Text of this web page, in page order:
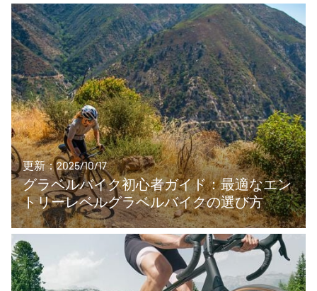
更新：2025/10/17
グラベルバイク初心者ガイド：最適なエン
トリーレベルグラベルバイクの選び方